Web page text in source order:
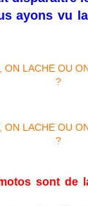
ayons vu
sont de